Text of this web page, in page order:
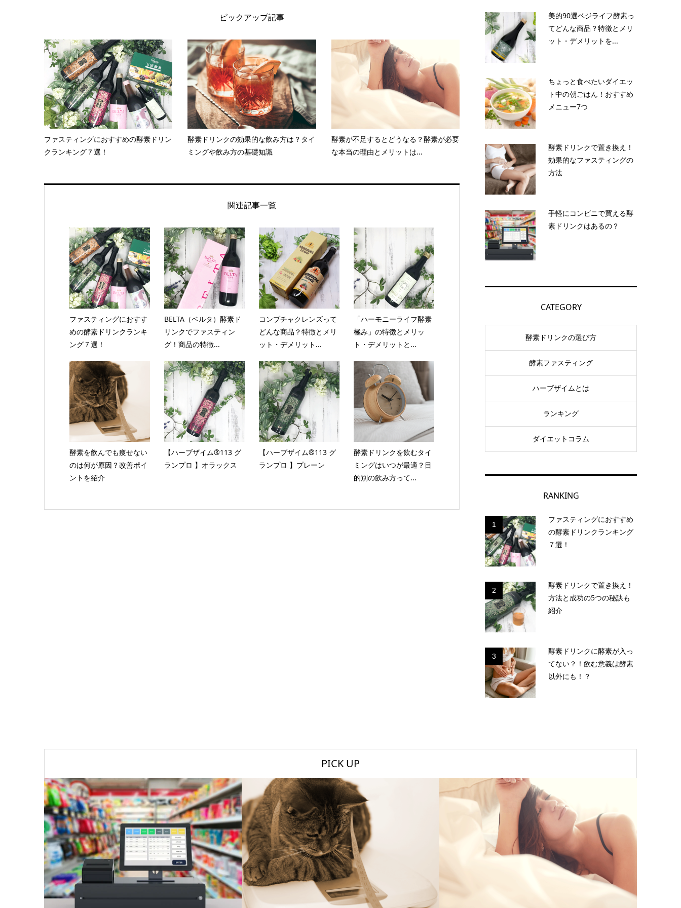
ピックアップ記事
ファスティングにおすすめの酵素ドリン
クランキング７選！
酵素ドリンクの効果的な飲み方は？タイ
ミングや飲み方の基礎知識
酵素が不足するとどうなる？酵素が必要
な本当の理由とメリットは...
関連記事一覧
ファスティングにおすす
めの酵素ドリンクランキ
ング７選！
BELTA（ベルタ）酵素ド
リンクでファスティン
グ！商品の特徴...
コンブチャクレンズって
どんな商品？特徴とメリ
ット・デメリット...
「ハーモニーライフ酵素
極み」の特徴とメリッ
ト・デメリットと...
酵素を飲んでも痩せない
のは何が原因？改善ポイ
ントを紹介
【ハーブザイム®113 グ
ランプロ 】オラックス
【ハーブザイム®113 グ
ランプロ 】プレーン
酵素ドリンクを飲むタイ
ミングはいつが最適？目
的別の飲み方って...
美的90選ベジライフ酵素っ
てどんな商品？特徴とメリ
ット・デメリットを...
ちょっと食べたいダイエッ
ト中の朝ごはん！おすすめ
メニュー7つ
酵素ドリンクで置き換え！
効果的なファスティングの
方法
手軽にコンビニで買える酵
素ドリンクはあるの？
CATEGORY
酵素ドリンクの選び方
酵素ファスティング
ハーブザイムとは
ランキング
ダイエットコラム
RANKING
1
ファスティングにおすすめ
の酵素ドリンクランキング
７選！
2
酵素ドリンクで置き換え！
方法と成功の5つの秘訣も
紹介
3
酵素ドリンクに酵素が入っ
てない？！飲む意義は酵素
以外にも！？
PICK UP